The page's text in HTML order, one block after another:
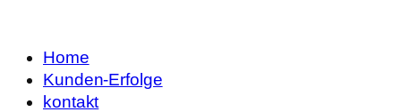
Home
Kunden-Erfolge
kontakt